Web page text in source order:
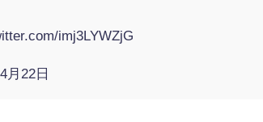
imj3LYWZjG
月22日